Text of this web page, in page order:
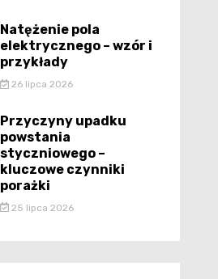
Natężenie pola
elektrycznego – wzór i
przykłady
26 lipca 2026
Przyczyny upadku
powstania
styczniowego –
kluczowe czynniki
porażki
25 lipca 2026